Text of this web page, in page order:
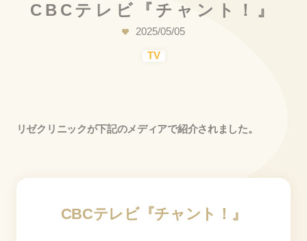
C B Cテ レ ビ 『 チ ャ ン ト ！ 』
2025/05/05
TV
リゼクリニックが下記のメディアで紹介されました。
CBCテレビ『チャント！』